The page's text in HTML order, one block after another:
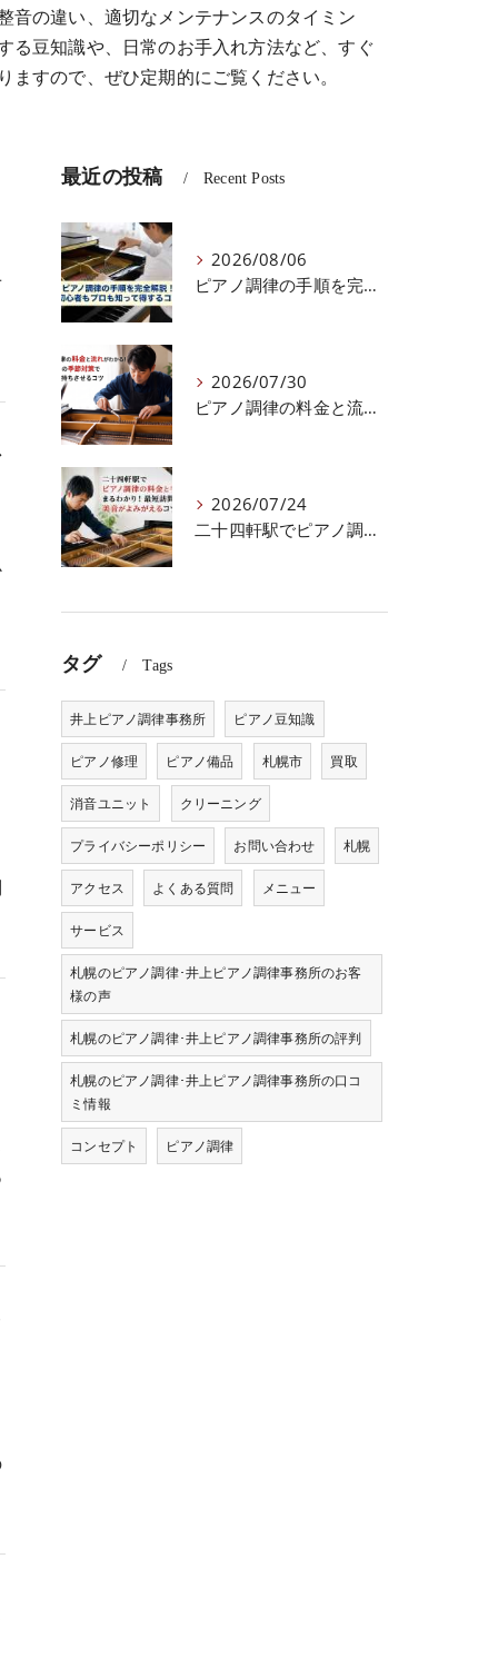
音の違い、適切なメンテナンスのタイミン
る豆知識や、日常のお手入れ方法など、すぐ
すので、ぜひ定期的にご覧ください。
最近の投稿 Recent Posts
2026/08/06
ピアノ調律の手順を完全解説！初心者もプロも知って得するコツ
2026/07/30
ピアノ調律の料金と流れがわかる！北海道での季節対策で音色を長持ちさせるコツ
2026/07/24
二十四軒駅でピアノ調律の料金と手順がまるわかり！最短訪問で美音がよみがえるコツ
タグ Tags
井上ピアノ調律事務所 ピアノ豆知識
ピアノ修理 ピアノ備品 札幌市 買取
消音ユニット クリーニング
プライバシーポリシー お問い合わせ 札幌
アクセス よくある質問 メニュー
サービス
札幌のピアノ調律･井上ピアノ調律事務所のお客
様の声
札幌のピアノ調律･井上ピアノ調律事務所の評判
札幌のピアノ調律･井上ピアノ調律事務所の口コ
ミ情報
コンセプト ピアノ調律